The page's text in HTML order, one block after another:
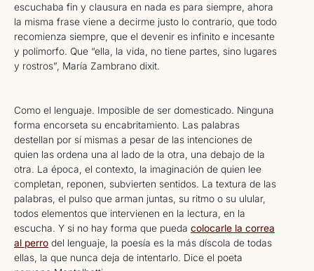
escuchaba fin y clausura en nada es para siempre, ahora
la misma frase viene a decirme justo lo contrario, que todo
recomienza siempre, que el devenir es infinito e incesante
y polimorfo. Que “ella, la vida, no tiene partes, sino lugares
y rostros”, María Zambrano dixit.
Como el lenguaje. Imposible de ser domesticado. Ninguna
forma encorseta su encabritamiento. Las palabras
destellan por sí mismas a pesar de las intenciones de
quien las ordena una al lado de la otra, una debajo de la
otra. La época, el contexto, la imaginación de quien lee
completan, reponen, subvierten sentidos. La textura de las
palabras, el pulso que arman juntas, su ritmo o su ulular,
todos elementos que intervienen en la lectura, en la
escucha. Y si no hay forma que pueda colocarle la correa
al perro del lenguaje, la poesía es la más díscola de todas
ellas, la que nunca deja de intentarlo. Dice el poeta